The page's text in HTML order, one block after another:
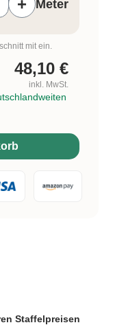
Staffelpreisen
+ Meter
mit ein.
48,10 €
inkl. MwSt.